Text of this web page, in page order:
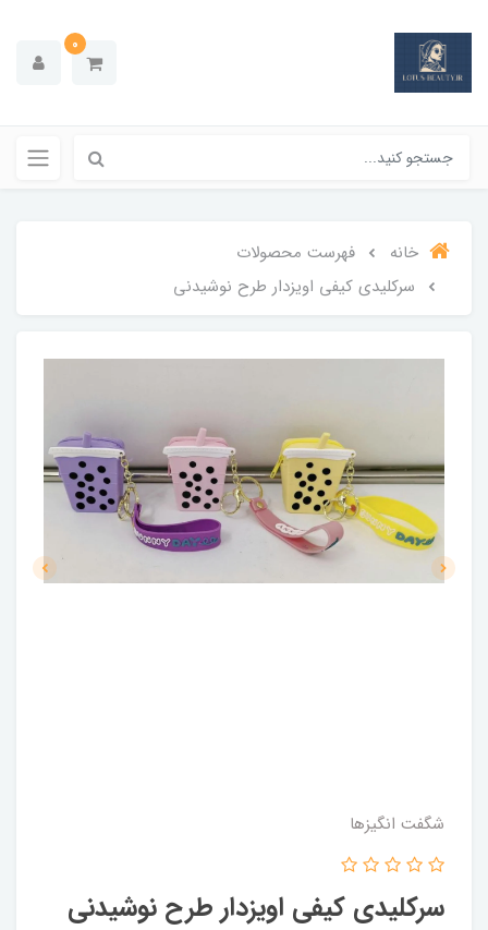
0
خانه
فهرست محصولات
سرکلیدی کیفی اویزدار طرح نوشیدنی
شگفت انگيزها
سرکلیدی کیفی اویزدار طرح نوشیدنی